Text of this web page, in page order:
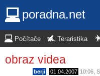
poradna.net
Počítače Teraristika
obraz videa
berji 01.04.2007 10:06